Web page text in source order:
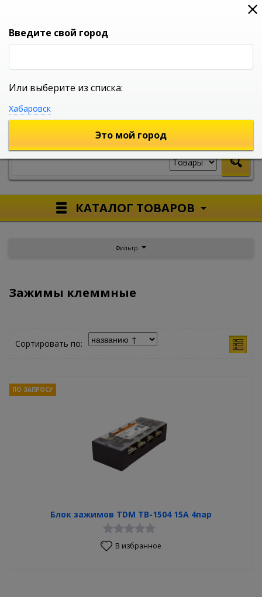
0
УНИВЕРСАЛЬНЫЙ ИНТЕРНЕТ МАГАЗИН
КАТАЛОГ ТОВАРОВ
Фильтр
Зажимы клеммные
Сортировать по:
Блок зажимов TDM ТВ-1504 15A 4пар
ПО ЗАПРОСУ
В избранное
Введите свой город
Или выберите из списка:
Хабаровск
Это мой город